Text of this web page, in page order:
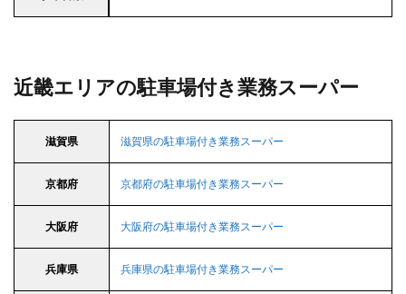
近畿エリアの駐車場付き業務スーパー
滋賀県 滋賀県の駐車場付き業務スーパー
京都府 京都府の駐車場付き業務スーパー
大阪府 大阪府の駐車場付き業務スーパー
兵庫県 兵庫県の駐車場付き業務スーパー